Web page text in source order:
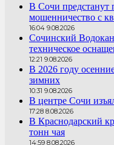
В Сочи предстанут
мошенничество с
16:04 9.08.2026
Сочинский
техническое
12:21 9.08.2026
В 2026 году
зимних
10:31 9.08.2026
В центре Сочи
17:28 8.08.2026
В Краснодарский
тонн чая
14:59 8.08.2026